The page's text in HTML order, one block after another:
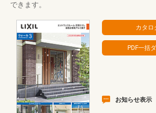
できます。
お知らせ表示